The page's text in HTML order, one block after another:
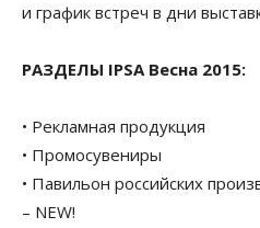
и график встреч в дни
РАЗДЕЛЫ IPSA Весна 2015:
• Рекламная продукция
• Промосувениры
• Павильон российских
– NEW!